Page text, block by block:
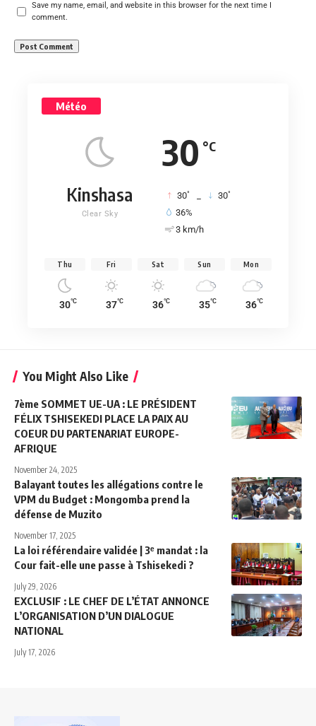
Save my name, email, and website in this browser for the next time I
comment.
Météo
30 °C
Kinshasa
Clear Sky
30° 30°
36%
3 km/h
Thu
30°C
Fri
37°C
Sat
36°C
Sun
35°C
Mon
36°C
You Might Also Like
7ème SOMMET UE-UA : LE PRÉSIDENT
FÉLIX TSHISEKEDI PLACE LA PAIX AU
COEUR DU PARTENARIAT EUROPE-
AFRIQUE
November 24, 2025
Balayant toutes les allégations contre le
VPM du Budget : Mongomba prend la
défense de Muzito
November 17, 2025
La loi référendaire validée | 3ᵉ mandat : la
Cour fait-elle une passe à Tshisekedi ?
July 29, 2026
EXCLUSIF : LE CHEF DE L’ÉTAT ANNONCE
L’ORGANISATION D’UN DIALOGUE
NATIONAL
July 17, 2026